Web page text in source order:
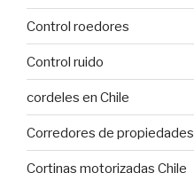
Control roedores
Control ruido
cordeles en Chile
Corredores de propiedades
Cortinas motorizadas Chile